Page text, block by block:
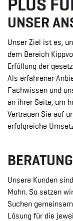
PLUS
UNSER
Unser Ziel ist es,
dem Bereich
Erfüllung der
Als erfahrener
Fachwissen und
an ihrer Seite, um
Vertrauen Sie auf
erfolgreiche
Unsere Kunden
Mohn. So setzen
Suchen
Lösung für die